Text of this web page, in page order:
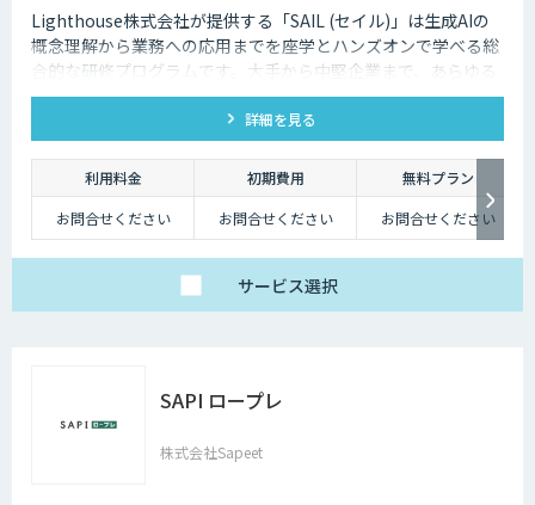
Lighthouse株式会社が提供する「SAIL (セイル)」は生成AIの
概念理解から業務への応用までを座学とハンズオンで学べる総
合的な研修プログラムです。大手から中堅企業まで、あらゆる
業界・業種の企業様にご利用いただけます。
詳細を見る
利用料金 初期費用
無料プラン
お問合せください
お問合せください お問合せください
サービス選択
SAPI ロープレ
株式会社Sapeet